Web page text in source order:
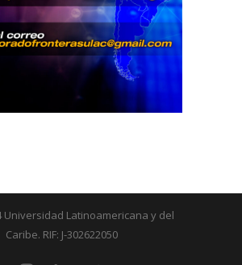
Universidad Latinoamericana y del
Caribe. RIF: J-302622050